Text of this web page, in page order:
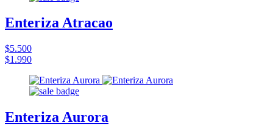
Enteriza Atracao
$5.500
$1.990
Enteriza Aurora